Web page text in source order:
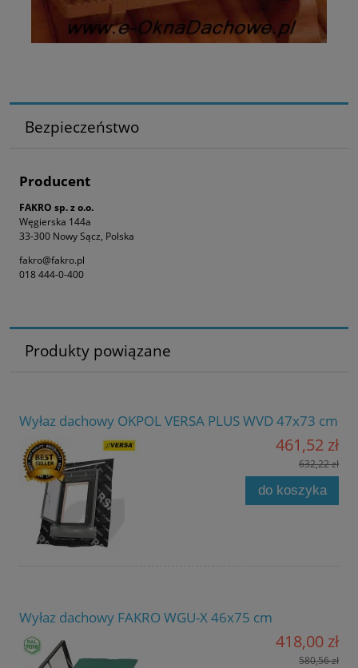
Bezpieczeństwo
Producent
FAKRO sp. z o.o.
Węgierska 144a
33-300 Nowy Sącz, Polska
fakro@fakro.pl
018 444-0-400
Produkty powiązane
Wyłaz dachowy OKPOL VERSA PLUS WVD 47x73 cm
461,52 zł
632,22 zł
do koszyka
Wyłaz dachowy FAKRO WGU-X 46x75 cm
418,00 zł
580,56 zł